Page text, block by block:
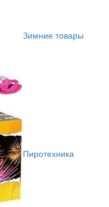
Зимние товары
Пиротехника